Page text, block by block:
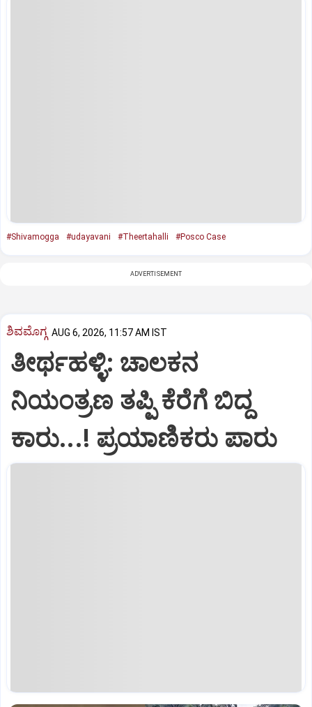
#Shivamogga #udayavani #Theertahalli #Posco Case
ADVERTISEMENT
ಶಿವಮೊಗ್ಗ AUG 6, 2026, 11:57 AM IST
ತೀರ್ಥಹಳ್ಳಿ: ಚಾಲಕನ
ನಿಯಂತ್ರಣ ತಪ್ಪಿ ಕೆರೆಗೆ ಬಿದ್ದ
ಕಾರು...! ಪ್ರಯಾಣಿಕರು ಪಾರು